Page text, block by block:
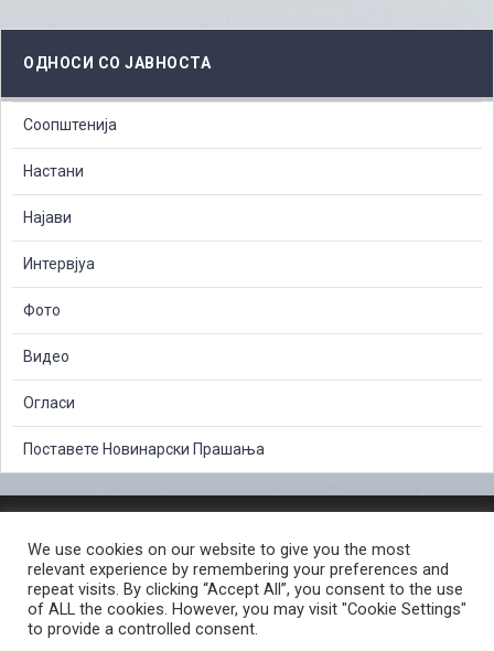
ОДНОСИ СО ЈАВНОСТА
Соопштенија
Настани
Најави
Интервјуа
Фото
Видео
Огласи
Поставете Новинарски Прашања
СЛОБОДЕН ПРИСТАП ДО ИНФОРМАЦИИ ОД ЈАВЕН КАРАКТЕР
ПОСТАПКА ЗА ПРИЈАВА НА КРИВИЧНО ДЕЛО
КОРИСНИ ЛИНКОВИ
ПОЛИТИКА ЗА ПРИВАТНОСТ ВЕБ СТРАНИЦА
We use cookies on our website to give you the most
relevant experience by remembering your preferences and
repeat visits. By clicking “Accept All”, you consent to the use
of ALL the cookies. However, you may visit "Cookie Settings"
to provide a controlled consent.